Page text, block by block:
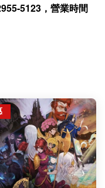
5123，營業時間